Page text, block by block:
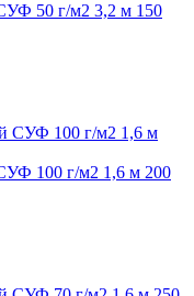
50 г/м2 3,2 м 150
100 г/м2 1,6 м 200